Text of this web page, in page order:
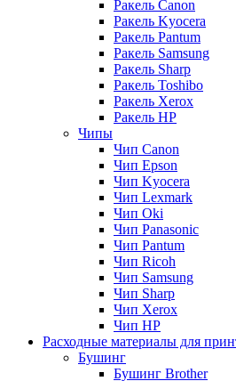
Ракель Canon
Ракель Kyocera
Ракель Pantum
Ракель Samsung
Ракель Sharp
Ракель Toshibo
Ракель Xerox
Ракель НР
Чипы
Чип Canon
Чип Epson
Чип Kyocera
Чип Lexmark
Чип Oki
Чип Panasonic
Чип Pantum
Чип Ricoh
Чип Samsung
Чип Sharp
Чип Xerox
Чип НР
Расходные материалы для
Бушинг
Бушинг Brother